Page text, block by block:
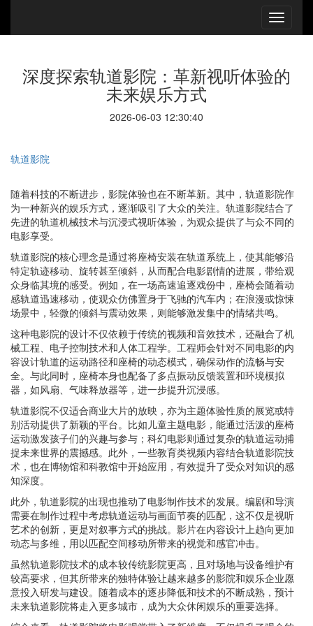
深度探索轨道影院：革新视听体验的
未来娱乐方式
2026-06-03 12:30:40
轨道影院
随着科技的不断进步，影院体验也在不断革新。其中，轨道影院作
为一种新兴的娱乐方式，逐渐吸引了大众的关注。轨道影院结合了
先进的轨道机械技术与沉浸式视听体验，为观众提供了与众不同的
电影享受。
轨道影院的核心理念是通过将座椅安装在轨道系统上，使其能够沿
特定轨迹移动、旋转甚至倾斜，从而配合电影剧情的进展，带给观
众身临其境的感受。例如，在一场高速追逐戏份中，座椅会随着动
感轨道迅速移动，使观众仿佛置身于飞驰的汽车内；在浪漫或惊悚
场景中，轻微的倾斜与震动效果，则能够激发集中的情绪共鸣。
这种电影院的设计不仅依赖于传统的视频和音效技术，还融合了机
械工程、电子控制技术和人体工程学。工程师会针对不同电影的内
容设计轨道的运动路径和座椅的动态模式，确保动作的流畅与安
全。与此同时，座椅本身也配备了多点振动反馈装置和环境模拟
器，如风扇、气味释放器等，进一步提升沉浸感。
轨道影院不仅适合商业大片的放映，亦为主题体验性质的展览或特
别活动提供了新颖的平台。比如儿童主题电影，能通过活泼的座椅
运动激发孩子们的兴趣与参与；科幻电影则通过复杂的轨道运动捕
捉未来世界的震撼感。此外，一些教育类视频内容结合轨道影院技
术，也在博物馆和科教馆中开始应用，有效提升了受众对知识的感
知深度。
此外，轨道影院的出现也推动了电影制作技术的发展。编剧和导演
需要在制作过程中考虑轨道运动与画面节奏的匹配，这不仅是视听
艺术的创新，更是对叙事方式的挑战。影片在内容设计上趋向更加
动态与多维，用以匹配空间移动所带来的视觉和感官冲击。
虽然轨道影院技术的成本较传统影院更高，且对场地与设备维护有
较高要求，但其所带来的独特体验让越来越多的影院和娱乐企业愿
意投入研发与建设。随着成本的逐步降低和技术的不断成熟，预计
未来轨道影院将走入更多城市，成为大众休闲娱乐的重要选择。